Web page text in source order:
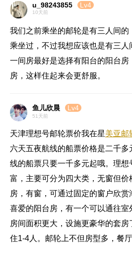
u_98243855 Lv4
10天前
我们之前乘坐的邮轮是有三人间
乘坐过，不过我想应该也是有三人
一间房最好是选择有阳台的阳台房
房，这样住起来会更舒服。
鱼儿欣晨 Lv4
51天前
天津理想号邮轮票价我在星美亚邮
六天五夜航线的船票价格是二千
线的船票只要一千多元起哦。理想
富，主要可分为四大类，无窗但价
房，有窗，可通过固定的窗户欣
喜爱的阳台房，有一个可以通往室
房间面积更大，设施更豪华的套房
住1-4人。邮轮上不但房型多，餐